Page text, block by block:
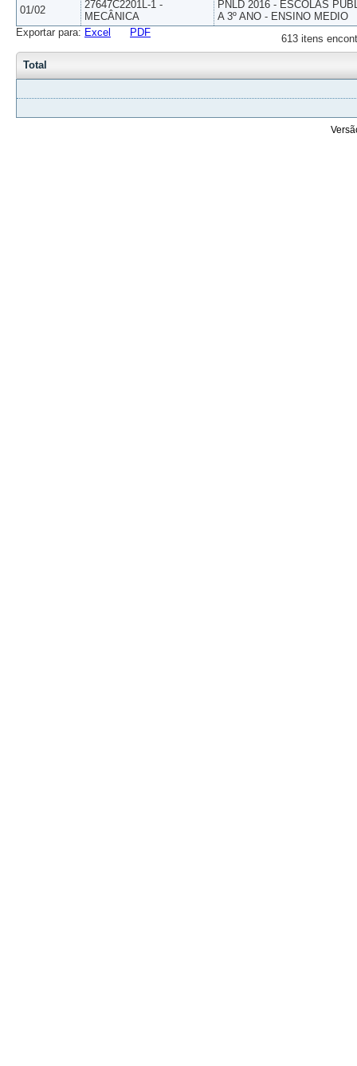
01/02
27647C2201L-1 -
MECÂNICA
PNLD 2016 - ESCOLAS
A 3º ANO - ENSINO MEDIO
613 itens
Exportar para: Excel PDF
Total